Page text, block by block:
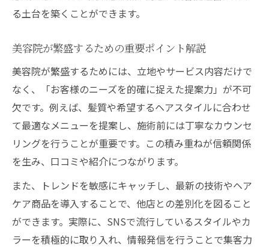
美容院選びでお客様が重視するポイント
美容院経営者が知っておくべき法規要点
美容院で頻発する法令違反の例と対策
美容師法違反を防ぐための現場対応策
美容院で法規トラブルを回避するポイント
法律遵守が美容院経営に与える影響とは
失敗例から学ぶ美容院経営のポイント
美容院で失敗しないための教訓まとめ
現場の実例に学ぶ美容院法則の重要性
失敗経験から見える美容院経営の本質
る土台を築くことができます。
美容院が繁盛するための重要ポイント解説
美容院が繁盛するためには、立地やサービス内容だけで
なく、「お客様のニーズを的確に捉えた提案力」が不可
欠です。例えば、髪質や希望するヘアスタイルに合わせ
て最適なメニューを提案し、施術前には丁寧なカウンセ
リングを行うことが重要です。この積み重ねが信頼関係
を生み、口コミや紹介につながります。
また、トレンドを敏感にキャッチし、最新の技術やヘア
ケア商品を導入することで、他店との差別化を図ること
ができます。実際に、SNSで流行しているスタイルやカ
ラーを積極的に取り入れ、情報発信を行うことで集客力